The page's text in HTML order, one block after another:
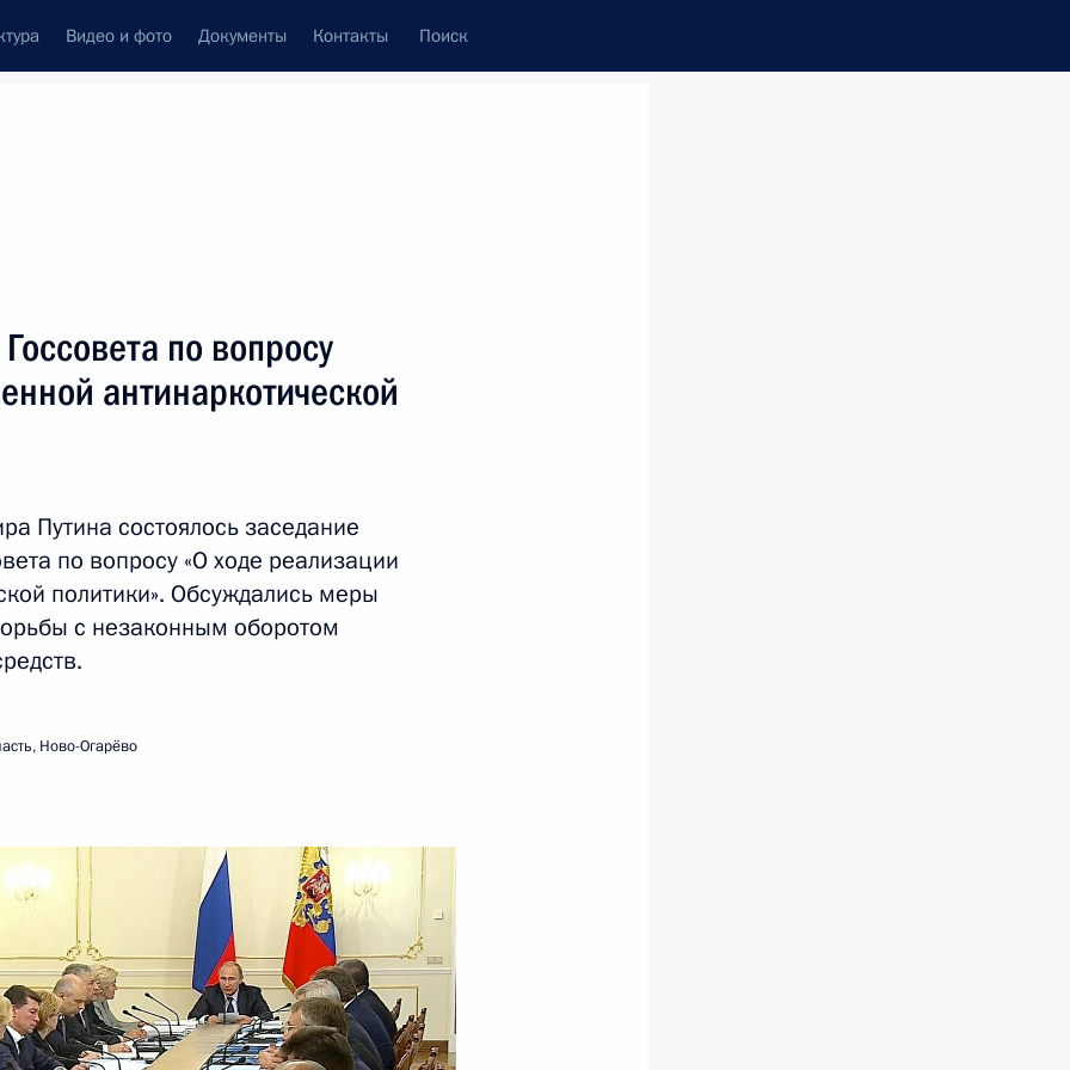
Видео и фото Документы Контакты Поиск
Госсовета
Госсовета по развитию
президиума Госсовета
курортного комплекса
по вопросу
антинаркотической
Путина состоялось заседание
по вопросу «О ходе реализации
политики». Обсуждались меры
с незаконным оборотом
Ново-Огарёво